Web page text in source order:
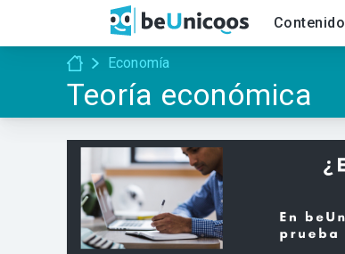
Contenido
Economía
Teoría económica